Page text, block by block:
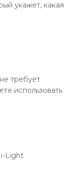
укажет, какая
требует
использовать
Light